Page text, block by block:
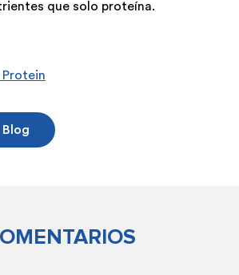
que solo proteína.
Protein
Blog